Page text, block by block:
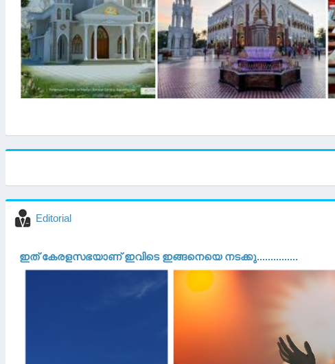
Editorial
ഇത് കേരളസഭയാണ് ഇവിടെ ഇങ്ങനെയെ നടക്കു...............